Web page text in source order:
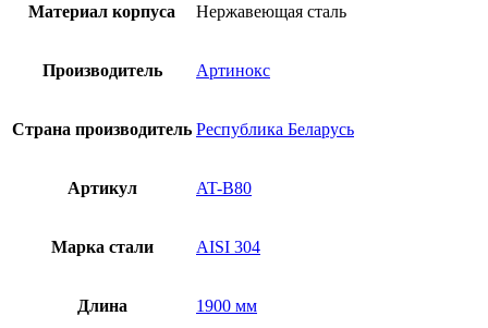
Материал корпуса Нержавеющая сталь
Производитель Артинокс
Страна производитель Республика Беларусь
Артикул AT-B80
Марка стали AISI 304
Длина 1900 мм